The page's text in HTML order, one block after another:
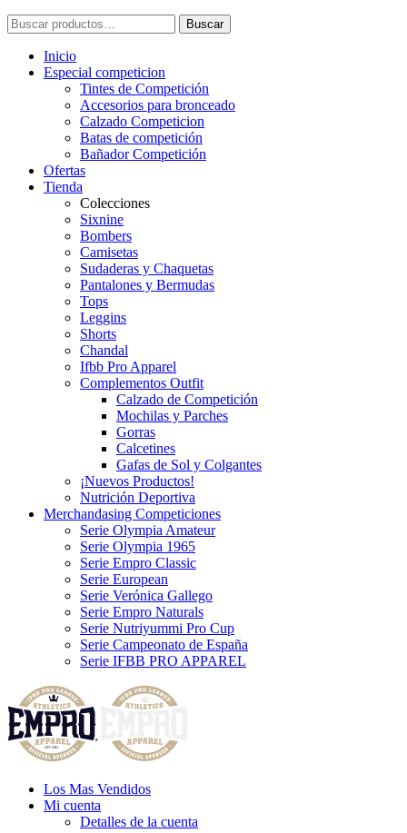
Buscar
por:
Buscar
Inicio
Especial competicion
Tintes de Competición
Accesorios para bronceado
Calzado Competicion
Batas de competición
Bañador Competición
Ofertas
Tienda
Colecciones
Sixnine
Bombers
Camisetas
Sudaderas y Chaquetas
Pantalones y Bermudas
Tops
Leggins
Shorts
Chandal
Ifbb Pro Apparel
Complementos Outfit
Calzado de Competición
Mochilas y Parches
Gorras
Calcetines
Gafas de Sol y Colgantes
¡Nuevos Productos!
Nutrición Deportiva
Merchandasing Competiciones
Serie Olympia Amateur
Serie Olympia 1965
Serie Empro Classic
Serie European
Serie Verónica Gallego
Serie Empro Naturals
Serie Nutriyummi Pro Cup
Serie Campeonato de España
Serie IFBB PRO APPAREL
Los Mas Vendidos
Mi cuenta
Detalles de la cuenta